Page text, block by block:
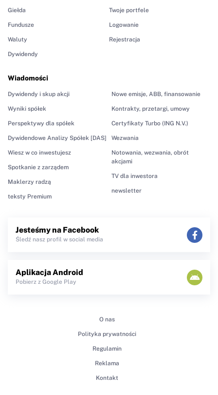
Giełda
Fundusze
Waluty
Dywidendy
Wiadomości
Dywidendy i skup akcji
Wyniki spółek
Perspektywy dla spółek
Dywidendowe Analizy Spółek [DAS]
Wiesz w co inwestujesz
Spotkanie z zarządem
Maklerzy radzą
teksty Premium
Nowe emisje, ABB, finansowanie
Kontrakty, przetargi, umowy
Certyfikaty Turbo (ING N.V.)
Wezwania
Notowania, wezwania, obrót
akcjami
TV dla inwestora
newsletter
Twoje portfele
Logowanie
Rejestracja
Jesteśmy na Facebook
Śledź nasz profil w social media
Aplikacja Android
Pobierz z Google Play
O nas
Polityka prywatności
Regulamin
Reklama
Kontakt